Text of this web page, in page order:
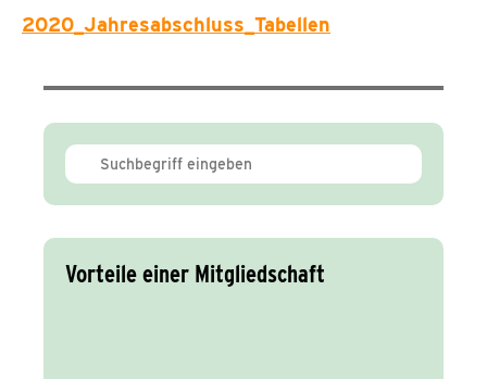
2020_Jahresabschluss_Tabellen
Vorteile einer Mitgliedschaft